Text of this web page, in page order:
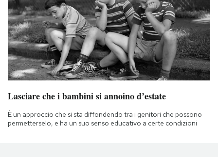
Lasciare che i bambini si annoino d’estate
È un approccio che si sta diffondendo tra i genitori che possono
permetterselo, e ha un suo senso educativo a certe condizioni